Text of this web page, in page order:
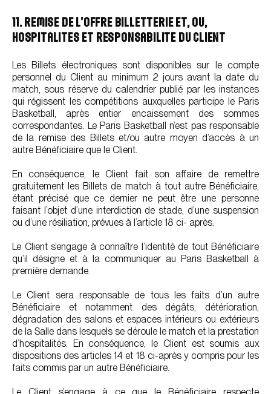
11. REMISE DE L’OFFRE BILLETTERIE ET, OU,
HOSPITALITES ET RESPONSABILITE DU CLIENT
Les Billets électroniques sont disponibles sur le compte
personnel du Client au minimum 2 jours avant la date du
match, sous réserve du calendrier publié par les instances
qui régissent les compétitions auxquelles participe le Paris
Basketball, après entier encaissement des sommes
correspondantes. Le Paris Basketball n’est pas responsable
de la remise des Billets et/ou autre moyen d’accès à un
autre Bénéficiaire que le Client.
En conséquence, le Client fait son affaire de remettre
gratuitement les Billets de match à tout autre Bénéficiaire,
étant précisé que ce dernier ne peut être une personne
faisant l’objet d’une interdiction de stade, d’une suspension
ou d’une résiliation, prévues à l’article 18 ci- après.
Le Client s’engage à connaître l’identité de tout Bénéficiaire
qu’il désigne et à la communiquer au Paris Basketball à
première demande.
Le Client sera responsable de tous les faits d’un autre
Bénéficiaire et notamment des dégâts, détérioration,
dégradation des salons et espaces intérieurs ou extérieurs
de la Salle dans lesquels se déroule le match et la prestation
d’hospitalités. En conséquence, le Client est soumis aux
dispositions des articles 14 et 18 ci-après y compris pour les
faits commis par un autre Bénéficiaire.